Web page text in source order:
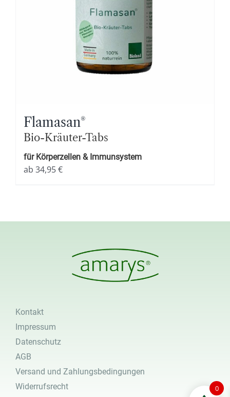
Flamasan®
Bio-Kräuter-Tabs
für Körperzellen & Immunsystem
ab 34,95€
Kontakt
Impressum
Datenschutz
AGB
Versand und Zahlungsbedingungen
Widerrufsrecht
0